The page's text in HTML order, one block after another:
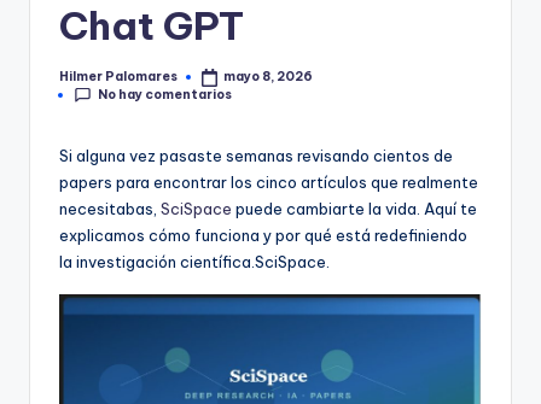
Chat GPT
Publicado
por
Hilmer Palomares
mayo 8, 2026
No hay comentarios
Si alguna vez pasaste semanas revisando cientos de
papers para encontrar los cinco artículos que realmente
necesitabas, SciSpace puede cambiarte la vida. Aquí te
explicamos cómo funciona y por qué está redefiniendo
la investigación científica.SciSpace.